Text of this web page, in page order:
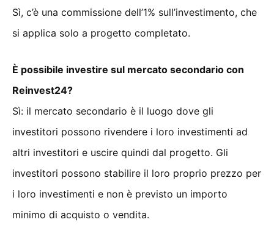
Sì, c’è una commissione dell’1% sull’investimento, che
si applica solo a progetto completato.
È possibile investire sul mercato secondario con
Reinvest24?
Sì: il mercato secondario è il luogo dove gli
investitori possono rivendere i loro investimenti ad
altri investitori e uscire quindi dal progetto. Gli
investitori possono stabilire il loro proprio prezzo per
i loro investimenti e non è previsto un importo
minimo di acquisto o vendita.